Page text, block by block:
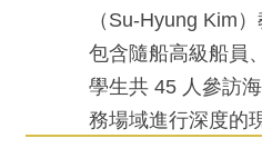
（Su-Hyung Kim
包含隨船高級船員
學生共 45 人參訪
務場域進行深度的